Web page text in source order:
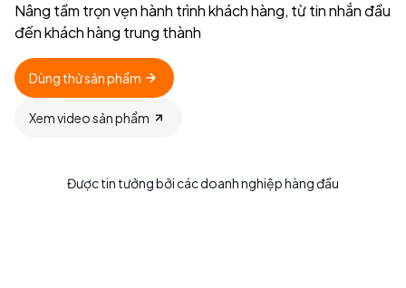
Nâng tầm trọn vẹn hành trình khách hàng, từ tin nhắn đầu
đến khách hàng trung thành
Dùng thử sản phẩm
Xem video sản phẩm
Được tin tưởng bởi các doanh nghiệp hàng đầu